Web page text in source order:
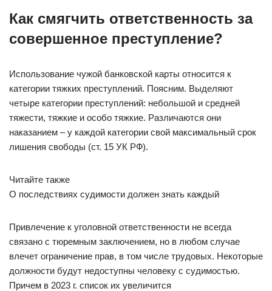
Как смягчить ответственность за
совершенное преступление?
Использование чужой банковской карты относится к
категории тяжких преступлений. Поясним. Выделяют
четыре категории преступлений: небольшой и средней
тяжести, тяжкие и особо тяжкие. Различаются они
наказанием – у каждой категории свой максимальный срок
лишения свободы (ст. 15 УК РФ).
Читайте также
О последствиях судимости должен знать каждый
Привлечение к уголовной ответственности не всегда
связано с тюремным заключением, но в любом случае
влечет ограничение прав, в том числе трудовых. Некоторые
должности будут недоступны человеку с судимостью.
Причем в 2023 г. список их увеличится